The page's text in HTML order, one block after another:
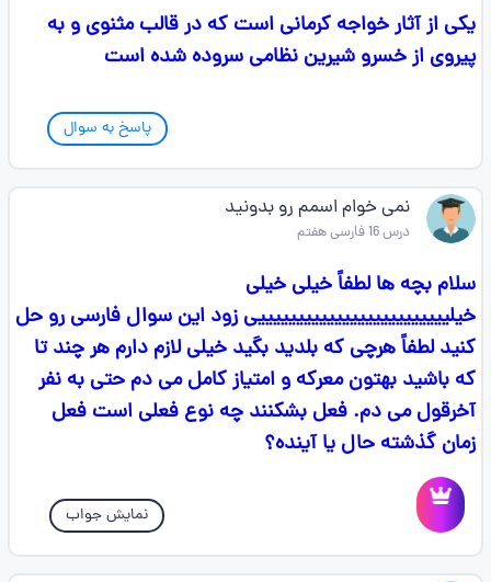
یکی از آثار خواجه کرمانی است که در قالب مثنوی و به
پیروی از خسرو شیرین نظامی سروده شده است
پاسخ به سوال
نمی خوام اسمم رو بدونید
درس 16 فارسی هفتم
سلام بچه ها لطفاً خیلی خیلی
خیلیییییییییییییییییییییییییی زود این سوال فارسی رو حل
کنید لطفاً هرچی که بلدید بگید خیلی لازم دارم هر چند تا
که باشید بهتون معرکه و امتیاز کامل می دم حتی به نفر
آخرقول می دم. فعل بشکنند چه نوع فعلی است فعل
زمان گذشته حال یا آینده؟
نمایش جواب